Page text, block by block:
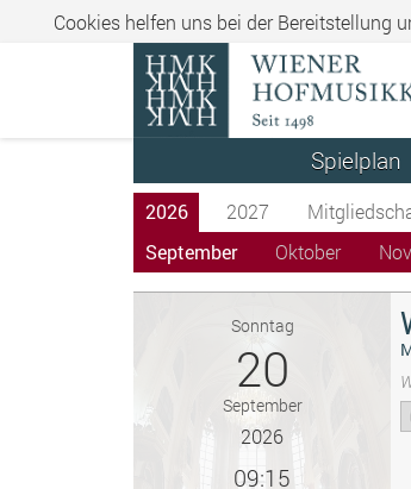
Cookies helfen uns bei der Bereitstellung
Spielplan
2026 2027
September
Oktober
Sonntag
20
September
2026
09:15